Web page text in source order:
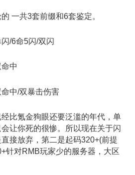
一共3套前缀和6套鉴定。
/6命5闪/双闪
中
中/双暴击伤害
氪金狗眼还要泛滥的年代，单
让你死的很惨。所以现在关于闪
接放弃，第二是起码320+(前提
针对RMB玩家少的服务器，大区